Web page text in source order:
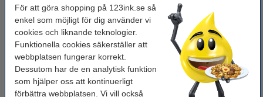
För att göra shopping på 123ink.se så
enkel som möjligt för dig använder vi
cookies och liknande teknologier.
Funktionella cookies säkerställer att
webbplatsen fungerar korrekt.
Dessutom har de en analytisk funktion
som hjälper oss att kontinuerligt
förbättra webbplatsen. Vi vill också
Whiteboardpenna 2.5mm |
Lamineringsfickor A4 80 mik. |